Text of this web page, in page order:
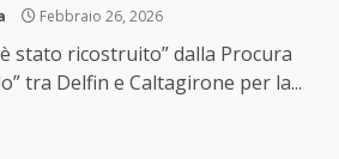
Febbraio 26, 2026
stato ricostruito” dalla Procura
tra Delfin e Caltagirone per la...